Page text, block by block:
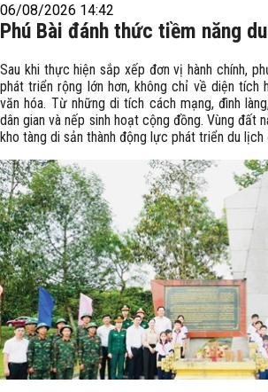
06/08/2026 14:42
Phú Bài đánh thức tiềm năng
Sau khi thực hiện sắp xếp đơn vị hành chính,
phát triển rộng lớn hơn, không chỉ về diện tích
văn hóa. Từ những di tích cách mạng, đình
dân gian và nếp sinh hoạt cộng đồng. Vùng đất
kho tàng di sản thành động lực phát triển du